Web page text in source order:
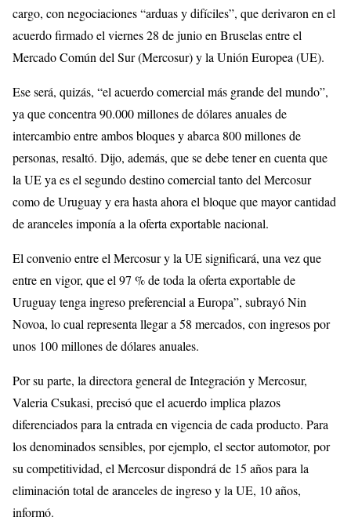
cargo, con negociaciones “arduas y difíciles”, que derivaron en el
acuerdo firmado el viernes 28 de junio en Bruselas entre el
Mercado Común del Sur (Mercosur) y la Unión Europea (UE).
Ese será, quizás, “el acuerdo comercial más grande del mundo”,
ya que concentra 90.000 millones de dólares anuales de
intercambio entre ambos bloques y abarca 800 millones de
personas, resaltó. Dijo, además, que se debe tener en cuenta que
la UE ya es el segundo destino comercial tanto del Mercosur
como de Uruguay y era hasta ahora el bloque que mayor cantidad
de aranceles imponía a la oferta exportable nacional.
El convenio entre el Mercosur y la UE significará, una vez que
entre en vigor, que el 97 % de toda la oferta exportable de
Uruguay tenga ingreso preferencial a Europa”, subrayó Nin
Novoa, lo cual representa llegar a 58 mercados, con ingresos por
unos 100 millones de dólares anuales.
Por su parte, la directora general de Integración y Mercosur,
Valeria Csukasi, precisó que el acuerdo implica plazos
diferenciados para la entrada en vigencia de cada producto. Para
los denominados sensibles, por ejemplo, el sector automotor, por
su competitividad, el Mercosur dispondrá de 15 años para la
eliminación total de aranceles de ingreso y la UE, 10 años,
informó.